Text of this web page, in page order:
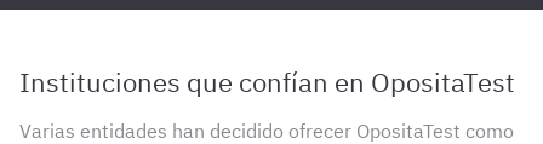
Instituciones que confían en OpositaTest
Varias entidades han decidido ofrecer OpositaTest como